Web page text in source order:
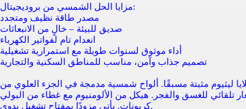
مزايا الحل الشمسي من بروديجيتال:
مصدر طاقة نظيف ومتجدد
صديق للبيئة – خالٍ من الانبعاثات
انعدام تام لفواتير الكهرباء
أداء موثوق لسنوات طويلة مع استمرارية تشغيلية
تصميم جذاب وآمن، مناسب للمناطق السكنية والتجارية
ليثيوم مثبتة مسبقًا. ألواح شمسية مدمجة في الجزء العلوي من
تلقائي للغسق والفجر. هيكل من الألومنيوم مع غطاء من البولي
كربونات. يأتي مزودًا بمفتاح تشغيل يدوي.